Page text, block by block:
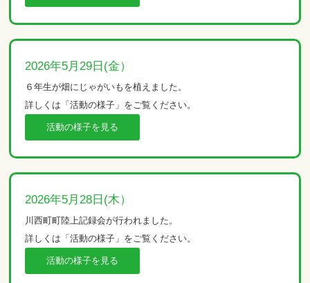
2026年5月29日(金）
６年生が畑にじゃがいもを植えました。
詳しくは「活動の様子」をご覧ください。
活動の様子を見る
2026年5月28日(木）
川西町町陸上記録会が行われました。
詳しくは「活動の様子」をご覧ください。
活動の様子を見る